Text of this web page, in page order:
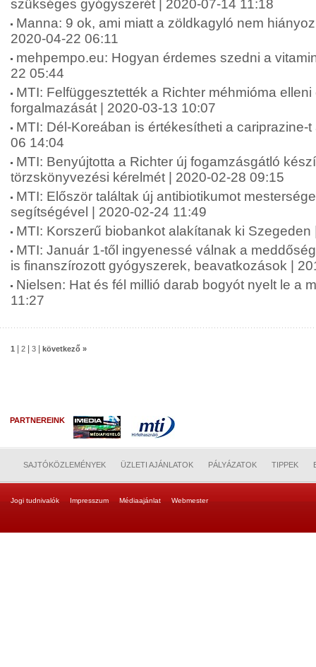
szükséges gyógyszerét | 2020-07-14 11:18
Manna: 9 ok, ami miatt a zöldkagyló nem
2020-04-22 06:11
mehpempo.eu: Hogyan érdemes szedni a
22 05:44
MTI: Felfüggesztették a Richter méhmióma
forgalmazását | 2020-03-13 10:07
MTI: Dél-Koreában is értékesítheti a cariprazine-
06 14:04
MTI: Benyújtotta a Richter új fogamzásgátló
törzskönyvezési kérelmét | 2020-02-28 09:15
MTI: Először találtak új antibiotikumot
segítségével | 2020-02-24 11:49
MTI: Korszerű biobankot alakítanak ki
MTI: Január 1-től ingyenessé válnak a
is finanszírozott gyógyszerek, beavatkozások |
Nielsen: Hat és fél millió darab bogyót nyelt le a
11:27
1 2 3 következő »
PARTNEREINK
SAJTÓKÖZLEMÉNYEK ÜZLETI AJÁNLATOK PÁLYÁZATOK TIPPEK
Jogi tudnivalók Impresszum Médiaajánlat Webmester